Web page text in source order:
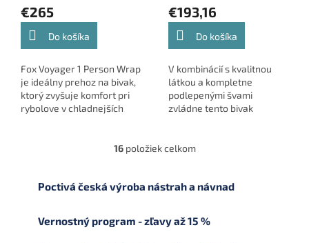
€265
Do košíka
Fox Voyager 1 Person Wrap
je ideálny prehoz na bivak,
ktorý zvyšuje komfort pri
rybolove v chladnejších
€193,16
Do košíka
V kombinácií s kvalitnou
látkou a kompletne
podlepenými švami
zvládne tento bivak
O
l
á
a
16položiek celkom
Poctivá česká výroba nástrah a návnad
Vernostný program - zľavy až 15 %